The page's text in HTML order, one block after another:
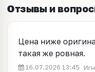
Отзывы и
Цена ниже
такая же ровная.
16.07.2026 13:45